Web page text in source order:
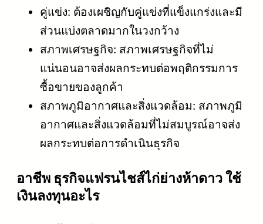
คู่แข่ง: ต้องเผชิญกับคู่แข่งที่แข็งแกร่งและมี
ส่วนแบ่งตลาดมากในวงกว้าง
สภาพเศรษฐกิจ: สภาพเศรษฐกิจที่ไม่
แน่นอนอาจส่งผลกระทบต่อพฤติกรรมการ
ซื้อขายของลูกค้า
สภาพภูมิอากาศและสิ่งแวดล้อม: สภาพภูมิ
อากาศและสิ่งแวดล้อมที่ไม่สมบูรณ์อาจส่ง
ผลกระทบต่อการดำเนินธุรกิจ
อาชีพ ธุรกิจแฟรนไชส์ไก่ย่างห้าดาว ใช้
เงินลงทุนอะไร